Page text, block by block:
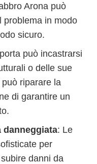
Arona può
problema in modo
sicuro.
può incastrarsi
o delle sue
riparare la
di garantire un
danneggiata: Le
per
danni da